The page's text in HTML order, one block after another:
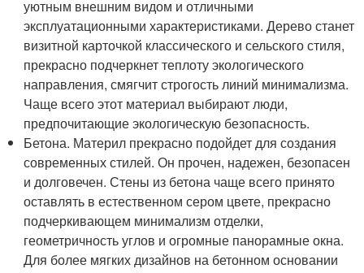
уютным внешним видом и отличными
эксплуатационными характеристиками. Дерево станет
визитной карточкой классического и сельского стиля,
прекрасно подчеркнет теплоту экологического
направления, смягчит строгость линий минимализма.
Чаще всего этот материал выбирают люди,
предпочитающие экологическую безопасность.
Бетона. Материл прекрасно подойдет для создания
современных стилей. Он прочен, надежен, безопасен
и долговечен. Стены из бетона чаще всего принято
оставлять в естественном сером цвете, прекрасно
подчеркивающем минимализм отделки,
геометричность углов и огромные панорамные окна.
Для более мягких дизайнов на бетонном основании